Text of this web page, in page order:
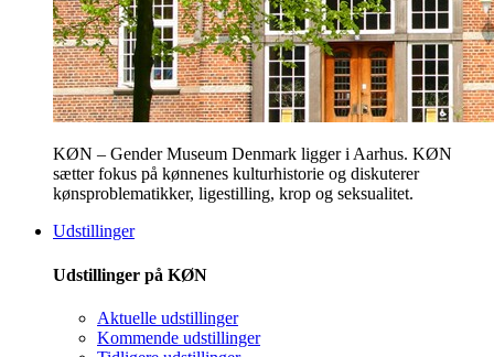
KØN – Gender Museum Denmark ligger i Aarhus. KØN
sætter fokus på kønnenes kulturhistorie og diskuterer
kønsproblematikker, ligestilling, krop og seksualitet.
Udstillinger
Udstillinger på KØN
Aktuelle udstillinger
Kommende udstillinger